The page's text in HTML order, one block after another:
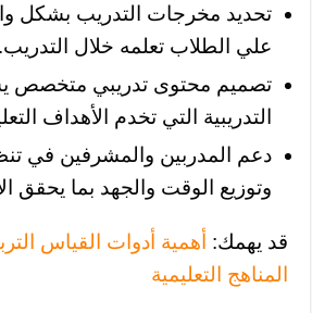
تحديد مخرجات التدريب بشكل
علي الطلاب تعلمه خلال التدريب.
تصميم محتوى تدريبي متخصص
التدريبية التي تخدم الأهداف
دعم المدربين والمشرفين في
وتوزيع الوقت والجهد بما يحقق
قد يهمك: أهمية أدوات القياس
المناهج التعليمية